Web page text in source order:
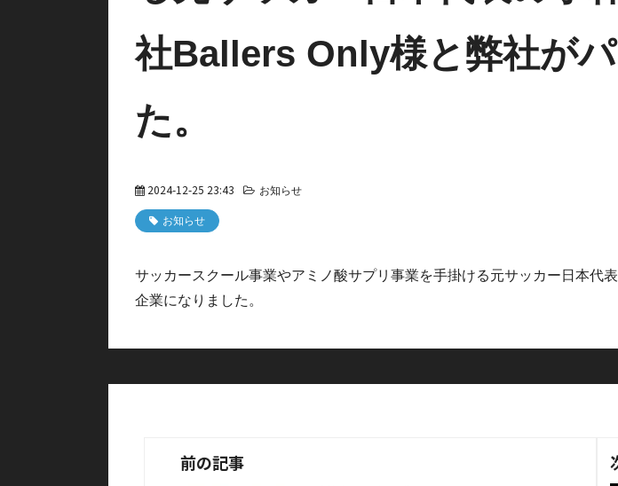
社Ballers Only様と弊社が
た。
2024-12-25 23:43 お知らせ
お知らせ
サッカースクール事業やアミノ酸サプリ事業を手掛ける元サッカー日本代
企業になりました。
前の記事